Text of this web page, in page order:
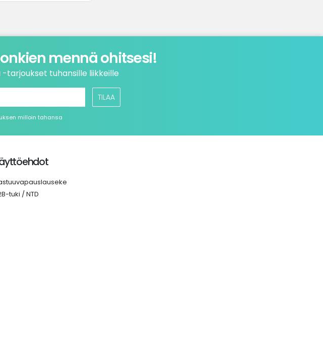
mennä ohitsesi!
tarjoukset tuhansille liikkeille
TILAA
milloin tahansa
tuki / NTD